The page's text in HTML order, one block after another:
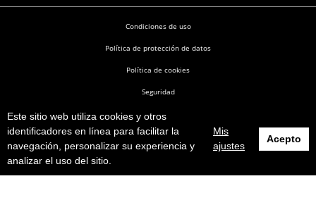
Este sitio web utiliza cookies y otros
identificadores en línea para facilitar la
navegación, personalizar su experiencia y
analizar el uso del sitio.
Mis
ajustes
Acepto
Enfermería en Desarrollo © 2026
Condiciones de uso
Política de protección de datos
Política de cookies
Seguridad